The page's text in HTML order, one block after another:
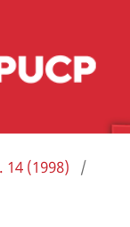
(1998)
/